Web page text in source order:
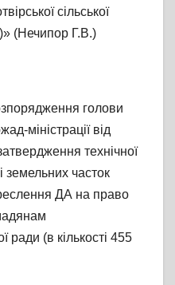
сільської
(Нечипор Г.В.)
голови
міністрації від
технічної
земельних часток
ДА на право
ради (в кількості 455